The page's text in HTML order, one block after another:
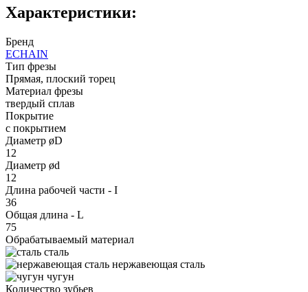
Характеристики:
Бренд
ECHAIN
Тип фрезы
Прямая, плоский торец
Материал фрезы
твердый сплав
Покрытие
с покрытием
Диаметр øD
12
Диаметр ød
12
Длина рабочей части - I
36
Общая длина - L
75
Обрабатываемый материал
сталь
нержавеющая сталь
чугун
Количество зубьев